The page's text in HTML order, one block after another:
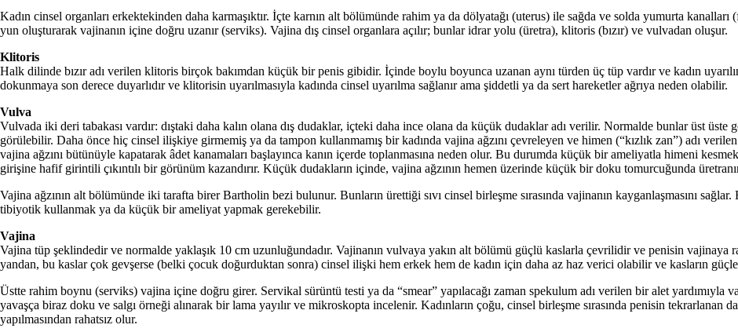
Kadın cinsel organları erkektekinden daha karmaşıktır. İçte karnın alt bö­lümünde rahim ya da dölyatağı (uterus) ile sağda ve solda yumurta
yun oluşturarak vajinanın içine doğ­ru uzanır (serviks). Vajina dış cinsel organlara açılır; bunlar idrar yolu (üretra), klitoris (bızır) ve vulvadan oluşur.
Klitoris
Halk dilinde bızır adı verilen klitoris birçok bakımdan küçük bir penis gi­bidir. İçinde boylu boyunca uzanan aynı türden üç tüp vardır ve kadın
dokunmaya son derece duyarlıdır ve klitorisin uyarılmasıyla kadında cinsel uyarılma sağlanır ama şiddet­li ya da sert hareketler ağrıya neden olabilir.
Vulva
Vulvada iki deri tabakası vardır: dış­taki daha kalın olana dış dudaklar, içteki daha ince olana da küçük du­daklar adı verilir. Normalde bunlar üst üste
görülebilir. Daha önce hiç cinsel iliş­kiye girmemiş ya da tampon kullan­mamış bir kadında vajina ağzını çevreleyen ve himen (“kızlık zan”) adı
vajina ağzını bütünüyle kapa­tarak âdet kanamaları başlayınca ka­nın içerde toplanmasına neden olur. Bu durumda küçük bir ameli­yatla himeni
girişine hafif girintili çıkıntılı bir görünüm kazandırır. Kü­çük dudakların içinde, vajina ağzı­nın hemen üzerinde küçük bir doku tomurcuğunda
Vajina ağzının alt bölümünde iki tarafta birer Bartholin bezi bulunur. Bunların ürettiği sıvı cinsel birleşme sırasında vajinanın kayganlaşmasını
tibiyotik kullanmak ya da küçük bir ameliyat yapmak gerekebilir.
Vajina
Vajina tüp şeklindedir ve normalde yaklaşık 10 cm uzunluğundadır. Va­jinanın vulvaya yakın alt bölümü güçlü kaslarla çevrilidir ve penisin vajinaya
yandan, bu kaslar çok gevşerse (bel­ki çocuk doğurduktan sonra) cinsel ilişki hem erkek hem de kadın için daha az haz verici olabilir ve kasların
Üstte rahim boynu (serviks) vaji­na içine doğru girer. Servikal sürüntü testi ya da “smear” yapılacağı zaman spekulum adı verilen bir alet yardımıyla
yavaşça biraz doku ve salgı ör­neği alınarak bir lama yayılır ve mik­roskopta incelenir. Kadınların çoğu, cinsel birleşme sırasında penisin
yapılmasından rahatsız olur.